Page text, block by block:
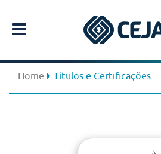
Home Títulos e Certificações